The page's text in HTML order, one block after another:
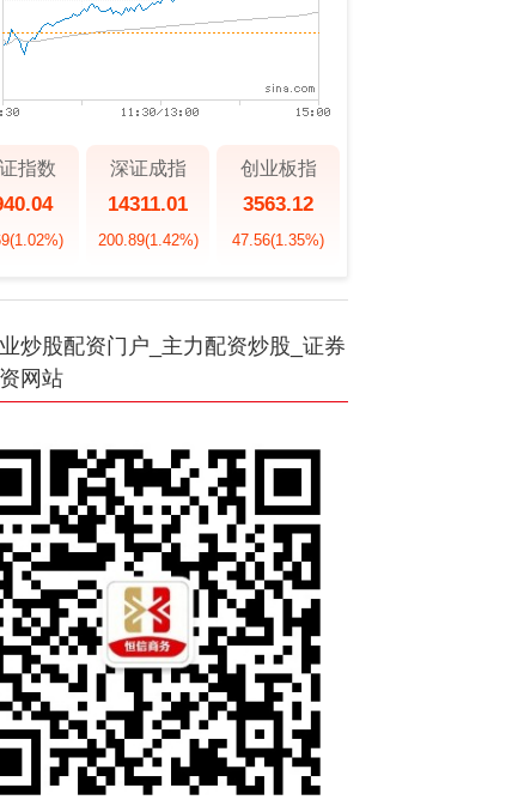
证指数
(1.02%)
深证成指
14311.01
200.89(1.42%)
创业板指
3563.12
47.56(1.35%)
炒股配资门户_主力配资炒股_证券
网站